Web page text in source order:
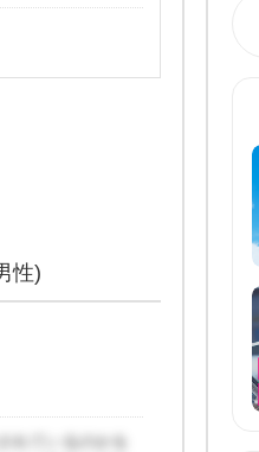
性)
れているのかを